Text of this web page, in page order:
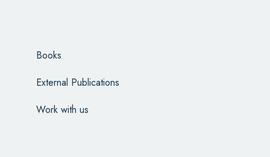
Books
External Publications
Work with us